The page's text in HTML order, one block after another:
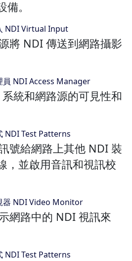
。
NDI Virtual Input
將 NDI 傳送到網路攝影
員 NDI Access Manager
統和網路源的可見性和
NDI Test Patterns
號給網路上其他 NDI 裝
，並啟用音訊和視訊校
器 NDI Video Monitor
網路中的 NDI 視訊來
NDI Test Patterns